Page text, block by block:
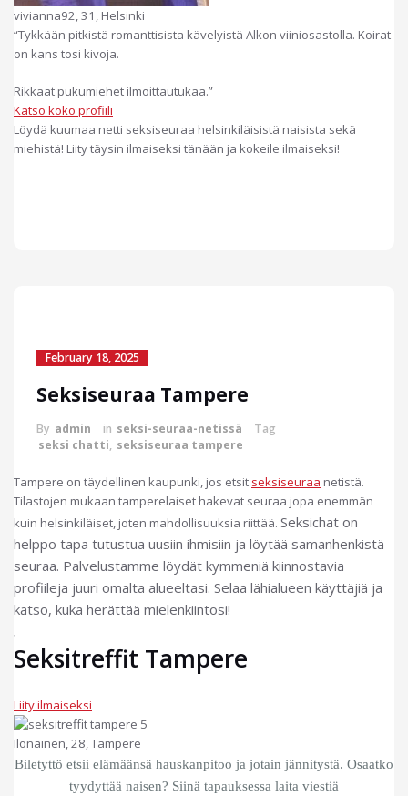
vivianna92, 31, Helsinki
“Tykkään pitkistä romanttisista kävelyistä Alkon viiniosastolla. Koirat
on kans tosi kivoja.
Rikkaat pukumiehet ilmoittautukaa.”
Katso koko profiili
Löydä kuumaa netti seksiseuraa helsinkiläisistä naisista sekä
miehistä! Liity täysin ilmaiseksi tänään ja kokeile ilmaiseksi!
February 18, 2025
Seksiseuraa Tampere
By admin in seksi-seuraa-netissä
Tag
seksi chatti, seksiseuraa tampere
Tampere on täydellinen kaupunki, jos etsit seksiseuraa netistä.
Tilastojen mukaan tamperelaiset hakevat seuraa jopa enemmän
kuin helsinkiläiset, joten mahdollisuuksia riittää. Seksichat on
helppo tapa tutustua uusiin ihmisiin ja löytää samanhenkistä
seuraa. Palvelustamme löydät kymmeniä kiinnostavia
profiileja juuri omalta alueeltasi. Selaa lähialueen käyttäjiä ja
katso, kuka herättää mielenkiintosi!
Seksitreffit Tampere
Liity ilmaiseksi
Ilonainen, 28, Tampere
Biletyttö etsii elämäänsä hauskanpitoo ja jotain jännitystä. Osaatko
tyydyttää naisen? Siinä tapauksessa laita viestiä